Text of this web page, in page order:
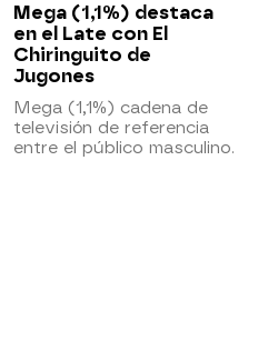
Mega (1,1%) destaca
en el Late con El
Chiringuito de
Jugones
Mega (1,1%) cadena de
televisión de referencia
entre el público masculino.